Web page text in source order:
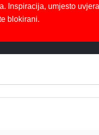
Inspiracija, umjesto
blokirani.